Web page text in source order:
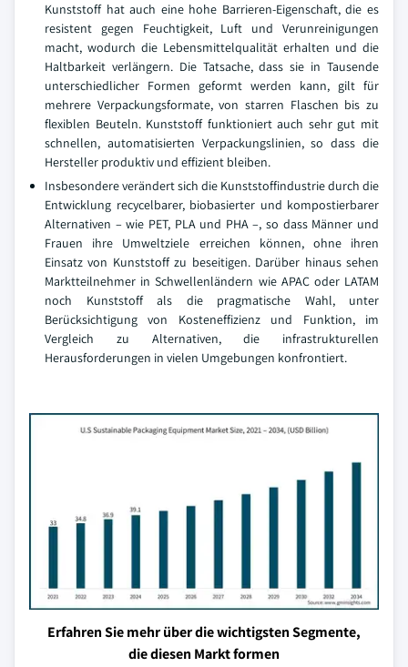
Kunststoff hat auch eine hohe Barrieren-Eigenschaft, die es
resistent gegen Feuchtigkeit, Luft und Verunreinigungen
macht, wodurch die Lebensmittelqualität erhalten und die
Haltbarkeit verlängern. Die Tatsache, dass sie in Tausende
unterschiedlicher Formen geformt werden kann, gilt für
mehrere Verpackungsformate, von starren Flaschen bis zu
flexiblen Beuteln. Kunststoff funktioniert auch sehr gut mit
schnellen, automatisierten Verpackungslinien, so dass die
Hersteller produktiv und effizient bleiben.
Insbesondere verändert sich die Kunststoffindustrie durch die
Entwicklung recycelbarer, biobasierter und kompostierbarer
Alternativen – wie PET, PLA und PHA –, so dass Männer und
Frauen ihre Umweltziele erreichen können, ohne ihren
Einsatz von Kunststoff zu beseitigen. Darüber hinaus sehen
Marktteilnehmer in Schwellenländern wie APAC oder LATAM
noch Kunststoff als die pragmatische Wahl, unter
Berücksichtigung von Kosteneffizienz und Funktion, im
Vergleich zu Alternativen, die infrastrukturellen
Herausforderungen in vielen Umgebungen konfrontiert.
Erfahren Sie mehr über die wichtigsten Segmente,
die diesen Markt formen